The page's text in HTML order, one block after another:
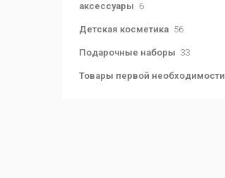
аксессуары 6
Детская косметика 56
Подарочные наборы 33
Товары первой необходимости